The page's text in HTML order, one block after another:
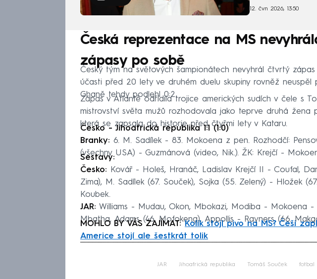
12. čvn 2026, 13:50
Česká reprezentace na MS
zápasy po sobě
Český tým na světových šampionátech nevyhrál čtvrtý
účasti před 20 lety ve druhém duelu skupiny rovněž neuspěl
Ghaně tehdy podlehl 0:2.
Zápas v Atlantě odřídila trojice amerických sudích v čele s
mistrovství světa mužů rozhodovala jako teprve druhá žena
která se zapsala do historie před čtyřmi lety v Kataru.
Česko - Jihoafrická republika 1:1 (1:0)
Branky: 6. M. Sadílek - 83. Mokoena z pen. Rozhodčí:
(všechny USA) - Guzmánová (video, Nik.). ŽK: Krejčí -
Sestavy:
Česko: Kovář - Holeš, Hranáč, Ladislav Krejčí II - Coufal,
Zima), M. Sadílek (67. Souček), Sojka (55. Zelený) - Hložek
Koubek.
JAR: Williams - Mudau, Okon, Mbokazi, Modiba - Mokoena -
Mbatha, Adams (46. Mofokeng), Appollis - Rayners (66.
MOHLO BY VÁS ZAJÍMAT:Kolik stojí pivo na MS? Češi
Americe stojí ale šestkrát tolik
JAR Jihoafrická republika Tomáš Souček fotbal